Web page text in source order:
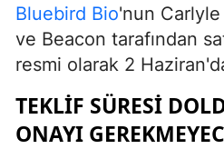
Bluebird Bio'nun
ve Beacon tarafından
resmi olarak 2
TEKLIF SÜRESI
ONAYI